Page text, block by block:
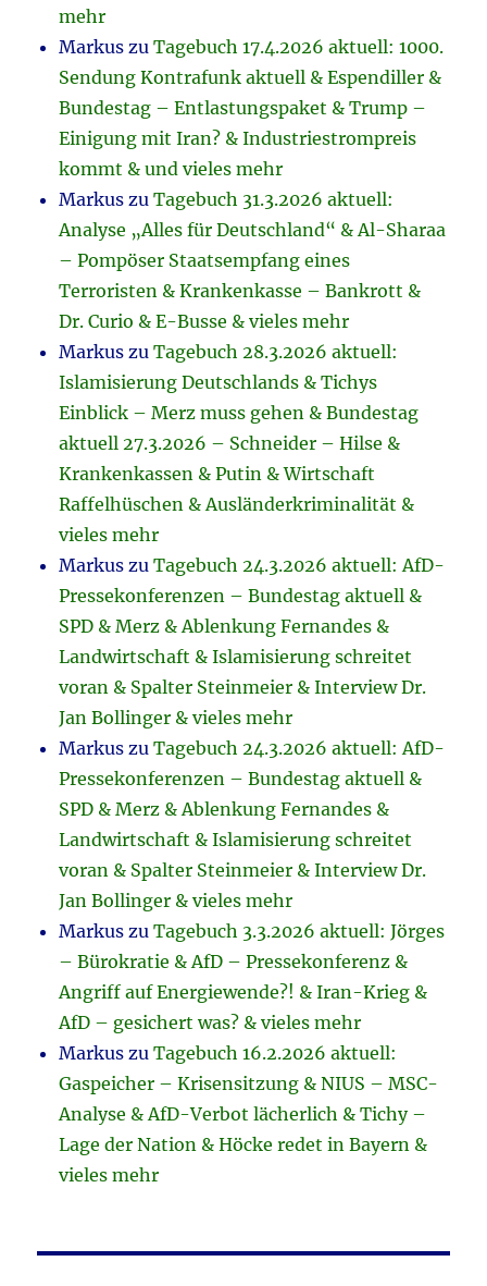
mehr
Markus zuTagebuch 17.4.2026 aktuell: 1000.
Sendung Kontrafunk aktuell & Espendiller &
Bundestag – Entlastungspaket & Trump –
Einigung mit Iran? & Industriestrompreis
kommt & und vieles mehr
Markus zuTagebuch 31.3.2026 aktuell:
Analyse „Alles für Deutschland“ & Al-Sharaa
– Pompöser Staatsempfang eines
Terroristen & Krankenkasse – Bankrott &
Dr. Curio & E-Busse & vieles mehr
Markus zuTagebuch 28.3.2026 aktuell:
Islamisierung Deutschlands & Tichys
Einblick – Merz muss gehen & Bundestag
aktuell 27.3.2026 – Schneider – Hilse &
Krankenkassen & Putin & Wirtschaft
Raffelhüschen & Ausländerkriminalität &
vieles mehr
Markus zuTagebuch 24.3.2026 aktuell: AfD-
Pressekonferenzen – Bundestag aktuell &
SPD & Merz & Ablenkung Fernandes &
Landwirtschaft & Islamisierung schreitet
voran & Spalter Steinmeier & Interview Dr.
Jan Bollinger & vieles mehr
Markus zuTagebuch 24.3.2026 aktuell: AfD-
Pressekonferenzen – Bundestag aktuell &
SPD & Merz & Ablenkung Fernandes &
Landwirtschaft & Islamisierung schreitet
voran & Spalter Steinmeier & Interview Dr.
Jan Bollinger & vieles mehr
Markus zuTagebuch 3.3.2026 aktuell: Jörges
– Bürokratie & AfD – Pressekonferenz &
Angriff auf Energiewende?! & Iran-Krieg &
AfD – gesichert was? & vieles mehr
Markus zuTagebuch 16.2.2026 aktuell:
Gaspeicher – Krisensitzung & NIUS – MSC-
Analyse & AfD-Verbot lächerlich & Tichy –
Lage der Nation & Höcke redet in Bayern &
vieles mehr